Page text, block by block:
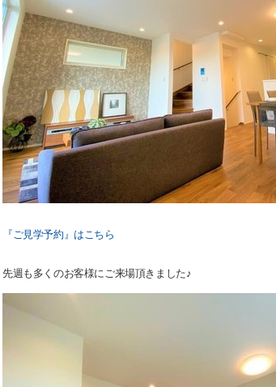
『ご見学予約』はこちら
先週も多くのお客様にご来場頂きました♪